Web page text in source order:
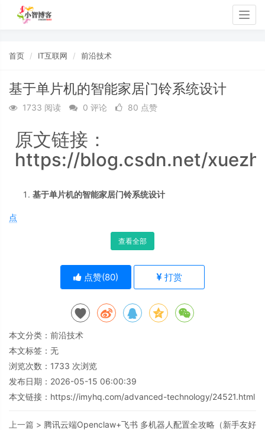
首页 IT互联网 前沿技术
基于单片机的智能家居门铃系统设计
1733 阅读 0 评论 80 点赞
原文链接：
https://blog.csdn.net/
基于单片机的智能家居门铃系统设计
点
查看全部
点赞(80) 打赏
本文分类： 前沿技术
本文标签：无
浏览次数： 1733 次浏览
发布日期：2026-05-15 06:00:39
本文链接： https://imyhq.com/advanced-technology/24521.html
上一篇 > 腾讯云端Openclaw+飞书 多机器人配置全攻略（新手友好